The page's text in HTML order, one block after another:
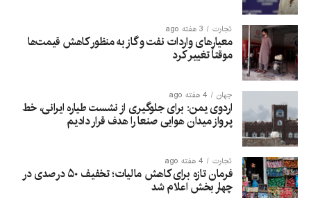
تجارت 3 هفته ago
معیارهای واردات نفت و گاز به منظور کاهش قیمت‌ها
موقتاً تغییر کرد
جهان 4 هفته ago
اردوی یمن: برای جلوگیری از نشست طیاره ایرانی، خط
پرواز میدان هوایی صنعا را هدف قرار دادیم
تجارت 4 هفته ago
فرمان تازه برای کاهش مالیات؛ تخفیف ۵۰ درصدی در
چهار بخش اعلام شد